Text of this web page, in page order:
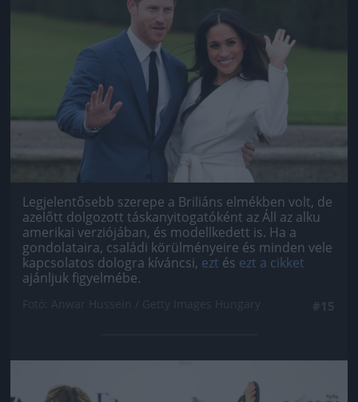
Legjelentősebb szerepe a Briliáns elmékben volt, de
azelőtt dolgozott táskanyitogatóként az Áll az alku
amerikai verziójában, és modellkedett is. Ha a
gondolataira, családi körülményeire és minden vele
kapcsolatos dologra kíváncsi, ezt és ezt a cikket
ajánljuk figyelmébe.